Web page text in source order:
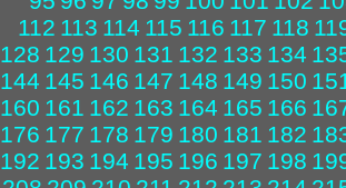
112 113 114 115 116 117 118
128 129 130 131 132 133 134
144 145 146 147 148 149 150
160 161 162 163 164 165 166
176 177 178 179 180 181 182
192 193 194 195 196 197 198